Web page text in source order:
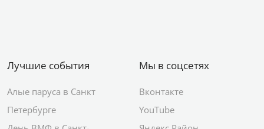
Лучшие события
Алые паруса в Санкт
Петербурге
Мы в соцсетях
Вконтакте
YouTube